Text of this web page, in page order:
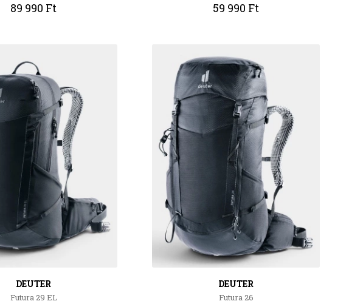
89 990 Ft 59 990 Ft
DEUTER
Futura 29 EL
DEUTER
Futura 26